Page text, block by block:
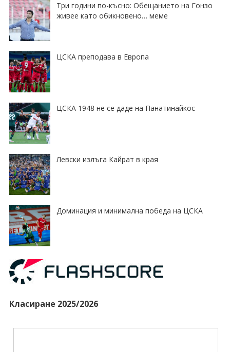
Три години по-късно: Обещанието на Гонзо
живее като обикновено… меме
ЦСКА преподава в Европа
ЦСКА 1948 не се даде на Панатинайкос
Левски излъга Кайрат в края
Доминация и минимална победа на ЦСКА
Класиране 2025/2026